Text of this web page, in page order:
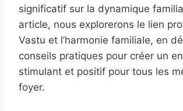
significatif sur la dynamique
article, nous explorerons le lien
Vastu et l’harmonie familiale, en
conseils pratiques pour créer un
stimulant et positif pour tous les
foyer.